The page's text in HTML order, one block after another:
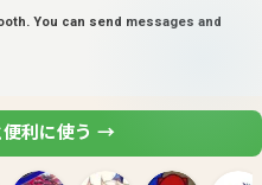
You can send messages and
便利に使う →